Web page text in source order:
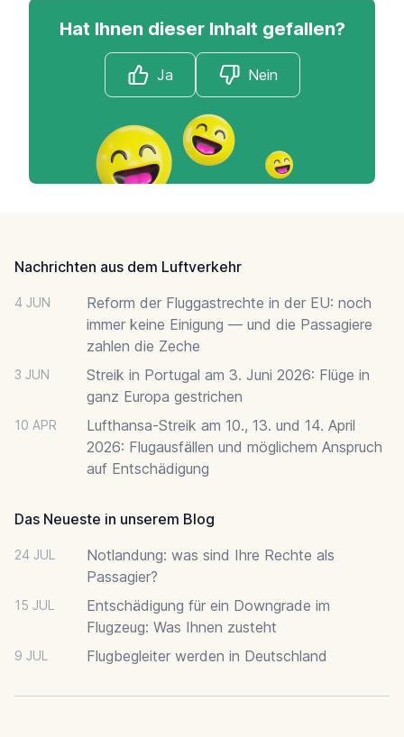
Hat Ihnen dieser Inhalt gefallen?
Ja Nein
Nachrichten aus dem Luftverkehr
4 JUN
Reform der Fluggastrechte in der EU: noch
immer keine Einigung — und die Passagiere
zahlen die Zeche
3 JUN
Streik in Portugal am 3. Juni 2026: Flüge in
ganz Europa gestrichen
10 APR
Lufthansa-Streik am 10., 13. und 14. April
2026: Flugausfällen und möglichem Anspruch
auf Entschädigung
Das Neueste in unserem Blog
24 JUL
Notlandung: was sind Ihre Rechte als
Passagier?
15 JUL
Entschädigung für ein Downgrade im
Flugzeug: Was Ihnen zusteht
9 JUL Flugbegleiter werden in Deutschland